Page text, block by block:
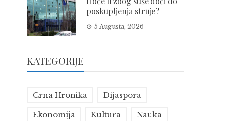
poskupljenja struje?
5 Augusta, 2026
KATEGORIJE
Crna Hronika Dijaspora
Ekonomija Kultura Nauka